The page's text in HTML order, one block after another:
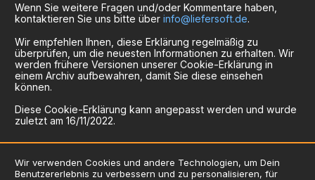
Wenn Sie weitere Fragen und/oder Kommentare haben,
kontaktieren Sie uns bitte über info@liefersoft.de.
Wir empfehlen Ihnen, diese Erklärung regelmäßig zu
überprüfen, um die neuesten Informationen zu erhalten. Wir
werden frühere Versionen unserer Cookie-Erklärung in
einem Archiv aufbewahren, damit Sie diese einsehen
können.
Diese Cookie-Erklärung kann angepasst werden und wurde
zuletzt am 16/11/2022.
Wir verwenden Cookies und andere Technologien, um Dein
Benutzererlebnis zu verbessern und zu personalisieren, für